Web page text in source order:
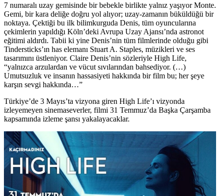
7 numaralı uzay gemisinde bir bebekle birlikte yalnız yaşıyor Monte.
Gemi, bir kara deliğe doğru yol alıyor; uzay-zamanın büküldüğü bir
noktaya. Çektiği bu ilk bilimkurguda Denis, tüm oyuncularına
çekimlerin yapıldığı Köln’deki Avrupa Uzay Ajansı’nda astronot
eğitimi aldırdı. Tabii ki yine Denis’nin tüm filmlerinde olduğu gibi
Tindersticks’ın has elemanı Stuart A. Staples, müzikleri ve ses
tasarımını üstleniyor. Claire Denis’nin sözleriyle High Life,
“yalnızca arzulardan ve vücut sıvılarından bahsediyor. (…)
Umutsuzluk ve insanın hassasiyeti hakkında bir film bu; her şeye
karşın sevgi hakkında…”
Türkiye’de 3 Mayıs’ta vizyona giren High Life’ı vizyonda
izleyemeyen sinemaseverler, filmi 31 Temmuz’da Başka Çarşamba
kapsamında izleme şansı yakalayacaklar.